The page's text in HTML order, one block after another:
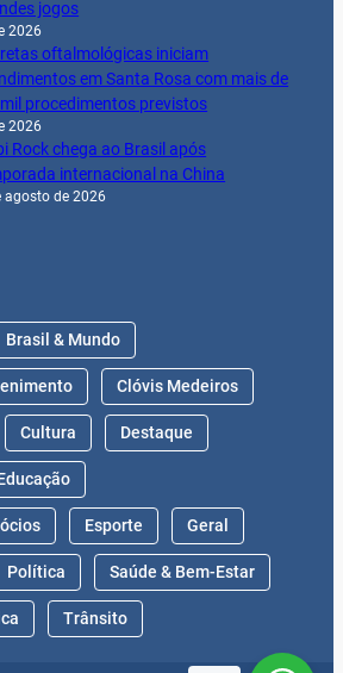
jogos
2026
oftalmológicas iniciam
em Santa Rosa com mais de
procedimentos previstos
2026
Rock chega ao Brasil após
internacional na China
agosto de 2026
Brasil & Mundo
Clóvis Medeiros
Cultura Destaque
Esporte Geral
Política Saúde & Bem-Estar
Trânsito